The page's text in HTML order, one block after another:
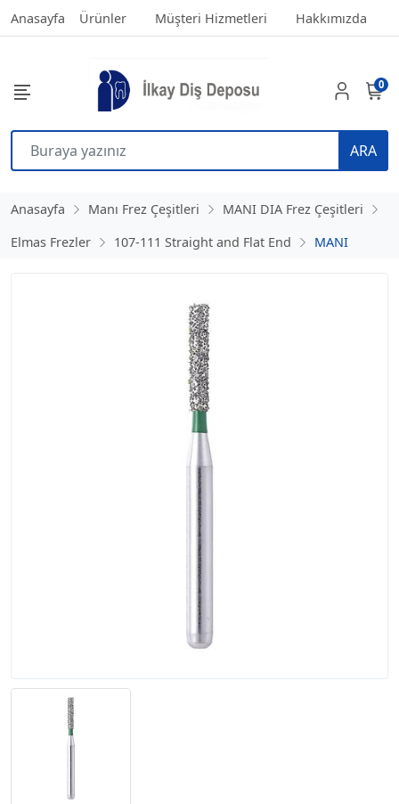
Anasayfa Ürünler Müşteri Hizmetleri Hakkımızda
ARA
0
Anasayfa Manı Frez Çeşitleri
MANI DIA Frez Çeşitleri
Elmas Frezler
107-111 Straight and Flat End MANI